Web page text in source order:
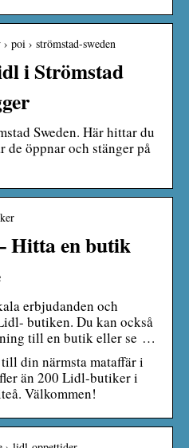
poi › strömstad-sweden
i Strömstad
Sweden. Här hittar du
öppnar och stänger på
Hitta en butik
erbjudanden och
butiken. Du kan också
till en butik eller se …
din närmsta mataffär i
än 200 Lidl-butiker i
Välkommen!